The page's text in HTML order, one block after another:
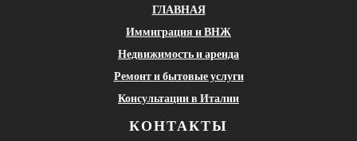
ГЛАВНАЯ
Иммиграция и ВНЖ
Недвижимость и аренда
Ремонт и бытовые услуги
Консультации в Италии
КОНТАКТЫ